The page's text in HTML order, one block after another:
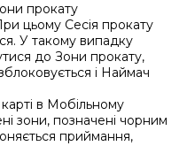
прокату
цьому Сесія прокату
У такому випадку
до Зони прокату,
і Наймач
в Мобільному
зони, позначені чорним
приймання,